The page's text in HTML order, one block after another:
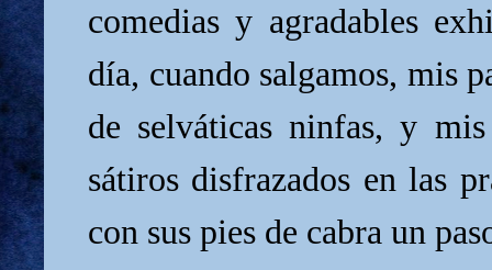
comedias y agradables
día, cuando salgamos, mis
de selváticas ninfas, y
sátiros disfrazados en las
con sus pies de cabra un